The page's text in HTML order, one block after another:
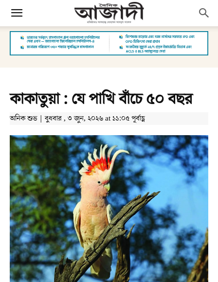
কাকাতুয়া : যে পাখি বাঁচে ৫০ বছর
অনিক শুভ | বুধবার , ৩ জুন, ২০২৬ at ১১:০৫ পূর্বাহ্ণ